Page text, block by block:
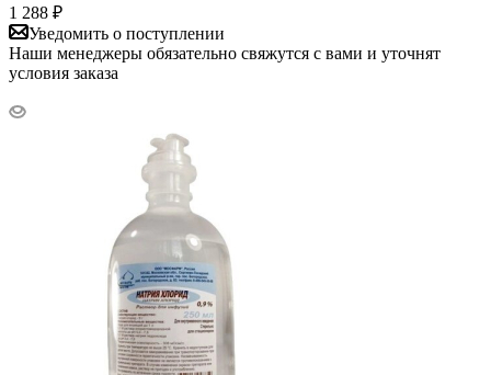
1 288 ₽
Уведомить о поступлении
Наши менеджеры обязательно свяжутся с вами и уточнят
условия заказа